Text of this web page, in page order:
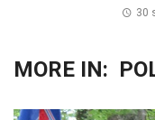
30
MORE IN: